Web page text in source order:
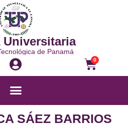
de Panamá
0
Carrito
Menú
SÁEZ BARRIOS